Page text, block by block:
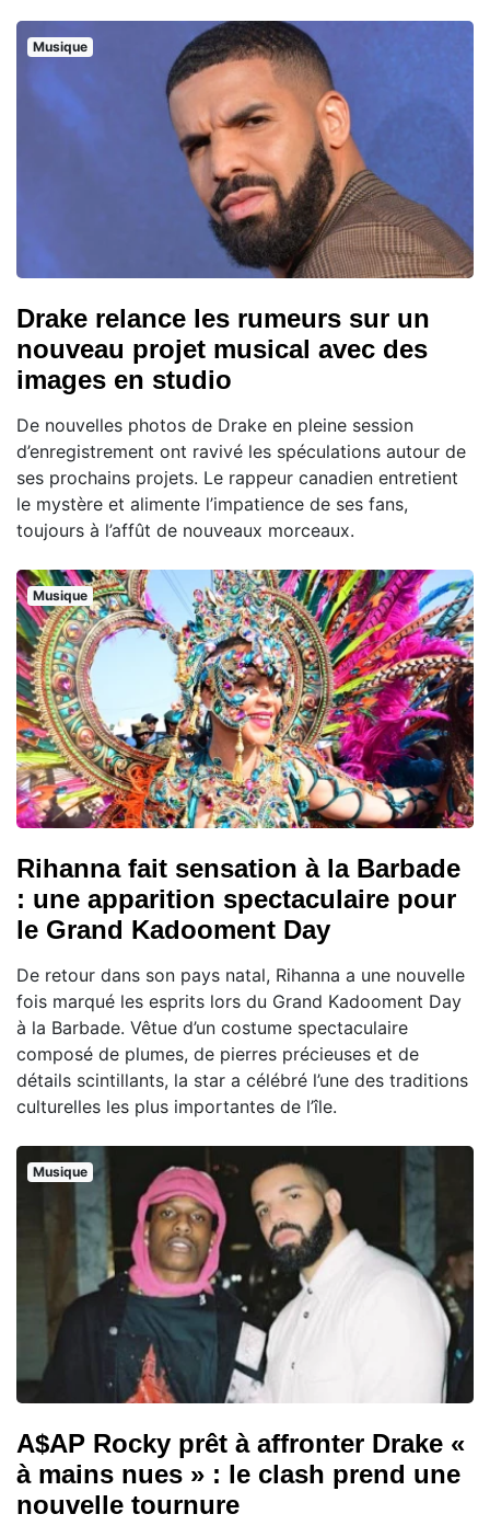
Musique
Drake relance les rumeurs sur un
nouveau projet musical avec des
images en studio
De nouvelles photos de Drake en pleine session
d’enregistrement ont ravivé les spéculations autour de
ses prochains projets. Le rappeur canadien entretient
le mystère et alimente l’impatience de ses fans,
toujours à l’affût de nouveaux morceaux.
Musique
Rihanna fait sensation à la Barbade
: une apparition spectaculaire pour
le Grand Kadooment Day
De retour dans son pays natal, Rihanna a une nouvelle
fois marqué les esprits lors du Grand Kadooment Day
à la Barbade. Vêtue d’un costume spectaculaire
composé de plumes, de pierres précieuses et de
détails scintillants, la star a célébré l’une des traditions
culturelles les plus importantes de l’île.
Musique
A$AP Rocky prêt à affronter Drake «
à mains nues » : le clash prend une
nouvelle tournure